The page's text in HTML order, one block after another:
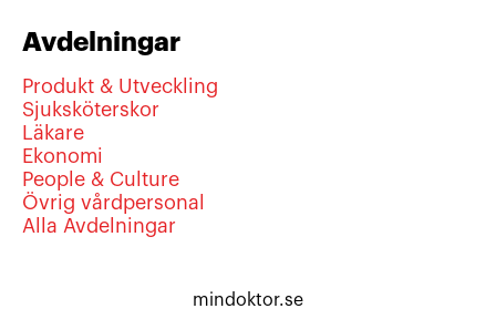
Avdelningar
Produkt & Utveckling
Sjuksköterskor
Läkare
Ekonomi
People & Culture
Övrig vårdpersonal
Alla Avdelningar
mindoktor.se